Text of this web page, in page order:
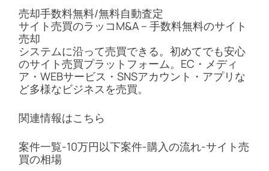
売却手数料無料/無料自動査定
サイト売買のラッコM&A – 手数料無料のサイト
売却
システムに沿って売買できる。初めてでも安心
のサイト売買プラットフォーム。EC・メディ
ア・WEBサービス・SNSアカウント・アプリな
ど多様なビジネスを売買。
関連情報はこちら
案件一覧-10万円以下案件-購入の流れ-サイト売
買の相場